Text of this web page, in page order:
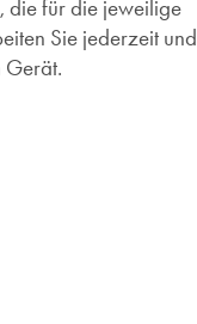
die für die jeweilige
Sie jederzeit und
Gerät.